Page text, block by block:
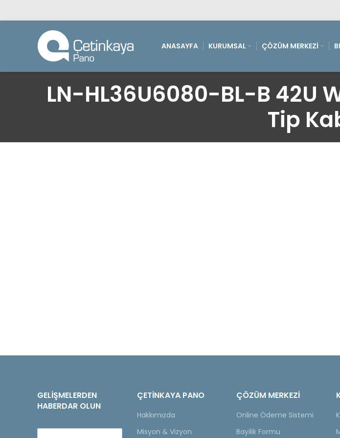
ANASAYFA KURUMSAL ÇÖZÜM MERKEZI
LN-HL36U6080-BL-B 42U
Tip
GELIŞMELERDEN
HABERDAR OLUN
ÇETINKAYA PANO
Hakkımızda
Misyon & Vizyon
ÇÖZÜM MERKEZİ
Online Ödeme Sistemi
Bayilik Formu